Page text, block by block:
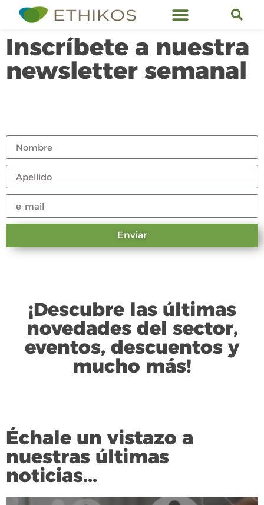
Inscríbete a nuestra
newsletter semanal
Enviar
¡Descubre las últimas
novedades del sector,
eventos, descuentos y
mucho más!
Échale un vistazo a
nuestras últimas
noticias...